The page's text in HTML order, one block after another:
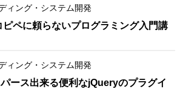
ィング・システム開発
ペに頼らないプログラミング入門講
ィング・システム開発
ース出来る便利なjQueryのプラグイ